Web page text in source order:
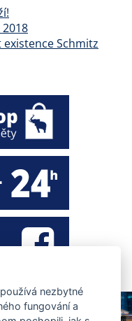
existence Schmitz
nezbytné
fungování a